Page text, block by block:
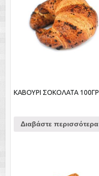
ΚΑΒΟΥΡΙ ΣΟΚΟΛΑΤΑ 100ΓΡ
Διαβάστε περισσότερα